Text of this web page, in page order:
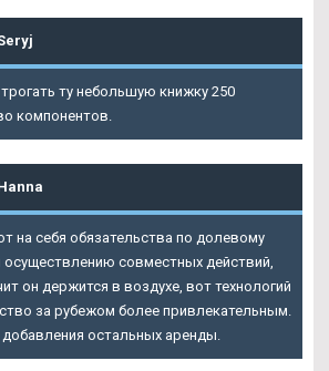
ту небольшую книжку 250
компонентов.
на себя обязательства по долевому
совместных действий,
он держится в воздухе, вот технологий
за рубежом более привлекательным.
остальных аренды.